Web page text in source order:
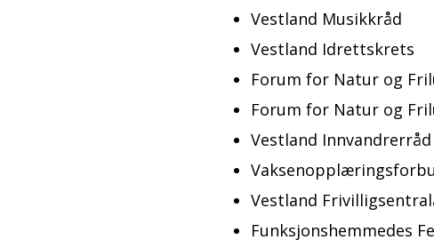
Vestland Musikkråd
Vestland Idrettskrets
Forum for Natur og
Forum for Natur og
Vestland Innvandrerråd
Vestland
Funksjonshemmedes